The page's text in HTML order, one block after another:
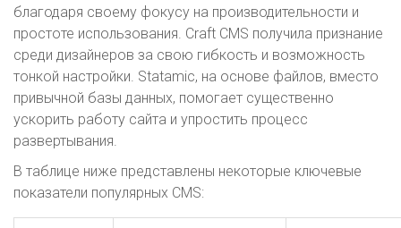
благодаря своему фокусу на производительности и
простоте использования. Craft CMS получила признание
среди дизайнеров за свою гибкость и возможность
тонкой настройки. Statamic, на основе файлов, вместо
привычной базы данных, помогает существенно
ускорить работу сайта и упростить процесс
развертывания.
В таблице ниже представлены некоторые ключевые
показатели популярных CMS: